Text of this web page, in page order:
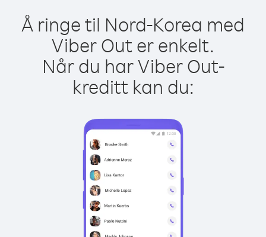
Å ringe til Nord-Korea med
Viber Out er enkelt.
Når du har Viber Out-
kreditt kan du: